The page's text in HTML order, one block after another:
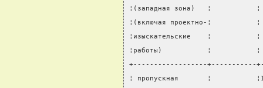
¦(западная зона)   ¦
¦(включая проектно-¦
¦изыскательские    ¦
¦работы)           ¦
+------------------+-----------
¦ пропускная       ¦